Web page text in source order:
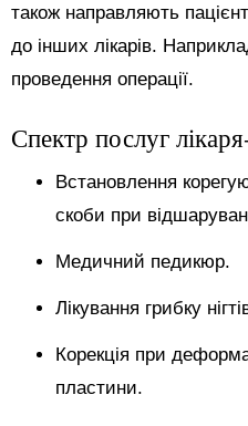
також направляють
до інших лікарів.
проведення операції.
Спектр послуг
Встановлення
скоби при
Медичний педикюр.
Лікування грибку
Корекція при
пластини.